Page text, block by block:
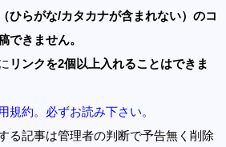
ひらがな/カタカナが含まれない）のコ
できません。
リンクを2個以上入れることはできま
規約。必ずお読み下さい。
る記事は管理者の判断で予告無く削除